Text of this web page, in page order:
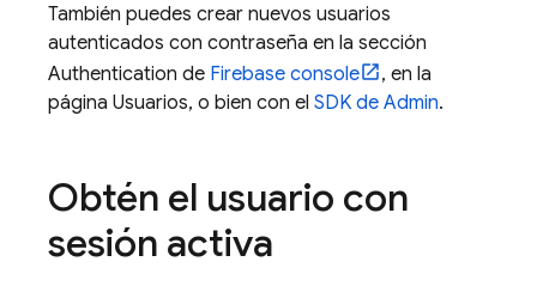
También puedes crear nuevos usuarios
autenticados con contraseña en la sección
Authentication de Firebase console
, en la
página Usuarios, o bien con el SDK de Admin.
Obtén el usuario con
sesión activa